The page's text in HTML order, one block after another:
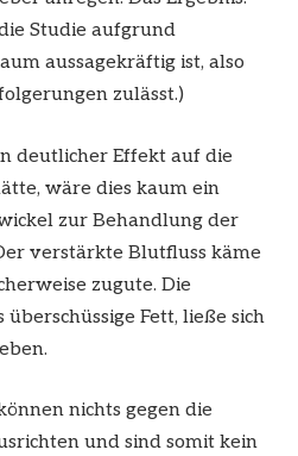
Studie aufgrund
aussagekräftig ist, also
zulässt.)
deutlicher Effekt auf die
wäre dies kaum ein
zur Behandlung der
verstärkte Blutfluss käme
zugute. Die
Fett, ließe sich
nichts gegen die
und sind somit kein